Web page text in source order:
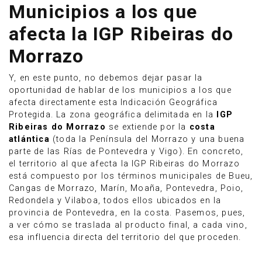
Municipios a los que
afecta la IGP Ribeiras do
Morrazo
Y, en este punto, no debemos dejar pasar la
oportunidad de hablar de los municipios a los que
afecta directamente esta Indicación Geográfica
Protegida. La zona geográfica delimitada en la
IGP
Ribeiras do Morrazo se extiende por la costa
atlántica (toda la Península del Morrazo y una buena
parte de las Rías de Pontevedra y Vigo). En concreto,
el territorio al que afecta la IGP Ribeiras do Morrazo
está compuesto por los términos municipales de Bueu,
Cangas de Morrazo, Marín, Moaña, Pontevedra, Poio,
Redondela y Vilaboa, todos ellos ubicados en la
provincia de Pontevedra, en la costa. Pasemos, pues,
a ver cómo se traslada al producto final, a cada vino,
esa influencia directa del territorio del que proceden.